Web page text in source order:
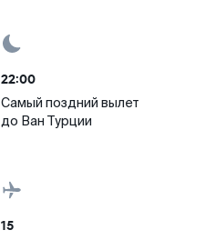
22:00
Самый поздний вылет
до Ван Турции
15